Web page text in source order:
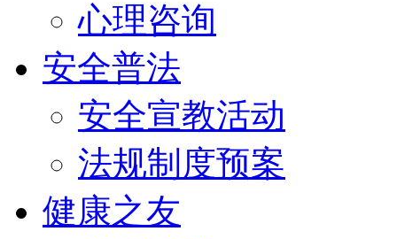
心理咨询
安全普法
安全宣教活动
法规制度预案
健康之友